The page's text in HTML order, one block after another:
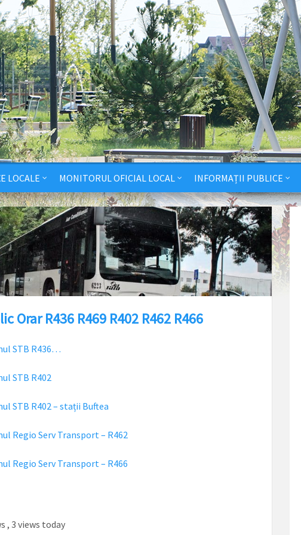
LOCALE MONITORUL OFICIAL LOCAL INFORMAȚII PUBLICE
Orar R436 R469 R402 R462 R466
STB R436…
STB R402
STB R402 – stații Buftea
Regio Serv Transport – R462
Regio Serv Transport – R466
, 3 views today